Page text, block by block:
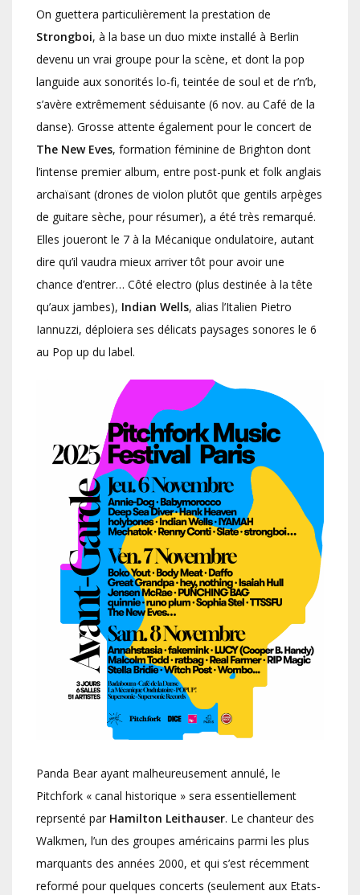
On guettera particulièrement la prestation de
Strongboi, à la base un duo mixte installé à Berlin
devenu un vrai groupe pour la scène, et dont la pop
languide aux sonorités lo-fi, teintée de soul et de r’n’b,
s’avère extrêmement séduisante (6 nov. au Café de la
danse). Grosse attente également pour le concert de
The New Eves, formation féminine de Brighton dont
l’intense premier album, entre post-punk et folk anglais
archaïsant (drones de violon plutôt que gentils arpèges
de guitare sèche, pour résumer), a été très remarqué.
Elles joueront le 7 à la Mécanique ondulatoire, autant
dire qu’il vaudra mieux arriver tôt pour avoir une
chance d’entrer… Côté electro (plus destinée à la tête
qu’aux jambes), Indian Wells, alias l’Italien Pietro
Iannuzzi, déploiera ses délicats paysages sonores le 6
au Pop up du label.
Panda Bear ayant malheureusement annulé, le
Pitchfork « canal historique » sera essentiellement
reprsenté par Hamilton Leithauser. Le chanteur des
Walkmen, l’un des groupes américains parmi les plus
marquants des années 2000, et qui s’est récemment
reformé pour quelques concerts (seulement aux Etats-